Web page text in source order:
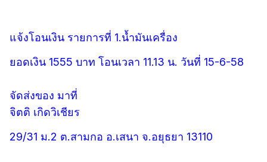
แจ้งโอนเงิน รายการที่ 1.น้ำมันเครื่อง
ยอดเงิน 1555 บาท โอนเวลา 11.13 น. วันที่ 15-6-58
จัดส่งของ มาที่
จิตติ เกิดวิเชียร
29/31 ม.2 ต.สามกอ อ.เสนา จ.อยุธยา 13110